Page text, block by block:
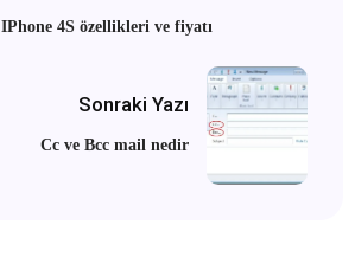
IPhone 4S özellikleri ve fiyatı
Sonraki Yazı
Cc ve Bcc mail nedir